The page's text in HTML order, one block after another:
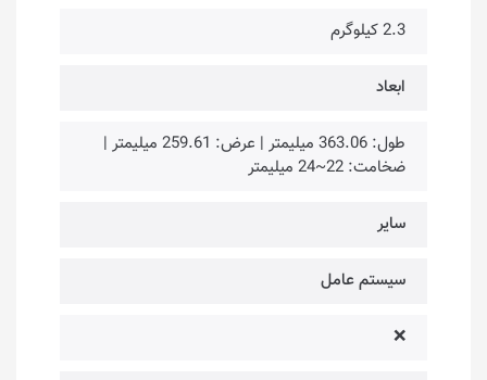
2.3 کیلوگرم
ابعاد
طول: 363.06 میلیمتر | عرض: 259.61 میلیمتر |
ضخامت: 22~24 میلیمتر
سایر
سیستم عامل
❌